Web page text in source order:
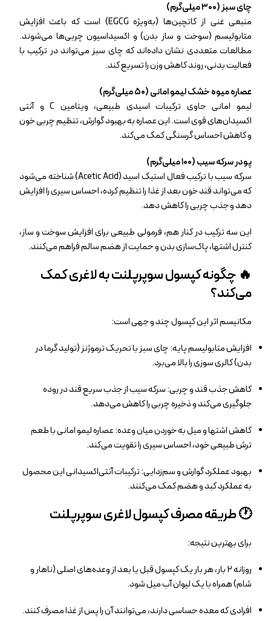
چای سبز (۳۰۰ میلی‌گرم)
منبعی غنی از کاتچین‌ها (به‌ویژه EGCG) است که باعث افزایش
متابولیسم (سوخت‌ و ساز بدن) و اکسیداسیون چربی‌ها می‌شوند.
مطالعات متعددی نشان داده‌اند که چای سبز می‌تواند در ترکیب با
فعالیت بدنی، روند کاهش وزن را تسریع کند.
عصاره میوه خشک لیمو امانی (۵۰ میلی‌گرم)
لیمو امانی حاوی ترکیبات اسیدی طبیعی، ویتامین C و آنتی‌
اکسیدان‌های قوی است. این عصاره به بهبود گوارش، تنظیم چربی خون
و کاهش احساس گرسنگی کمک می‌کند.
پودر سرکه سیب (۱۰۰ میلی‌گرم)
سرکه سیب با ترکیب فعال استیک اسید (Acetic Acid) شناخته می‌شود
که می‌تواند قند خون بعد از غذا را تنظیم کرده، احساس سیری را افزایش
دهد و جذب چربی را کاهش دهد.
این سه ترکیب در کنار هم، فرمولی طبیعی برای افزایش سوخت‌ و ساز،
کنترل اشتها، پاک‌سازی بدن و حمایت از هضم سالم فراهم می‌کنند.
🔥 چگونه کپسول سوپرپلنت به لاغری کمک
می‌کند؟
مکانیسم اثر این کپسول چند و جهی است:
افزایش متابولیسم پایه: چای سبز با تحریک ترموژنز (تولید گرما در
بدن) کالری‌ سوزی را بالا می‌برد.
کاهش جذب قند و چربی: سرکه سیب از جذب سریع قند در روده
جلوگیری می‌کند و ذخیره چربی را کاهش می‌دهد.
کاهش اشتها و میل به خوردن میان‌ وعده: عصاره لیمو امانی با طعم
ترش طبیعی خود، احساس سیری را تقویت می‌کند.
بهبود عملکرد گوارش و سم‌زدایی: ترکیبات آنتی‌اکسیدانی این محصول
به عملکرد کبد و هضم کمک می‌کنند.
🕐 طریقه مصرف کپسول لاغری سوپرپلنت
برای بهترین نتیجه:
روزانه ۲ بار، هر بار یک کپسول قبل یا بعد از وعده‌های اصلی (ناهار و
شام) همراه با یک لیوان آب میل شود.
افرادی که معده حساسی دارند، می‌توانند آن را پس از غذا مصرف کنند.